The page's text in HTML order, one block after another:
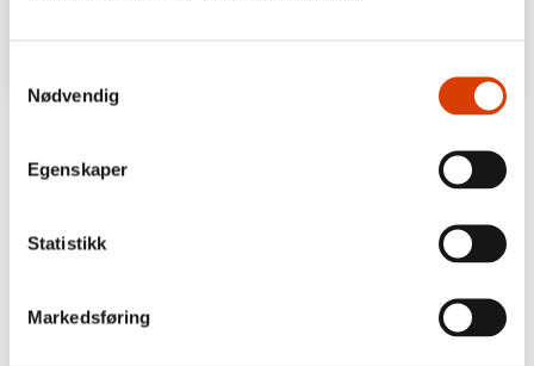
Nødvendig
Egenskaper
Statistikk
Markedsføring
庭的故事。​这克劳德乌家让我想起了安妮凯
斯、​韦斯利、​罗尔德达尔和留个布勒比家的
孩子。​（……）​这本书有一种惊人的让你放
不下手的能量。​”​